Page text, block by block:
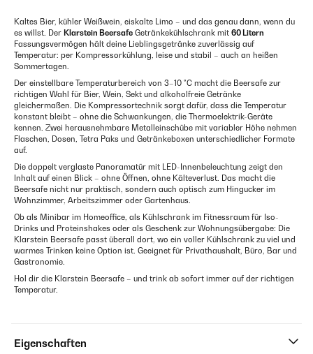
Kaltes Bier, kühler Weißwein, eiskalte Limo – und das genau dann, wenn du
es willst. Der Klarstein Beersafe Getränkekühlschrank mit 60 Litern
Fassungsvermögen hält deine Lieblingsgetränke zuverlässig auf
Temperatur: per Kompressorkühlung, leise und stabil – auch an heißen
Sommertagen.
Der einstellbare Temperaturbereich von 3–10 °C macht die Beersafe zur
richtigen Wahl für Bier, Wein, Sekt und alkoholfreie Getränke
gleichermaßen. Die Kompressortechnik sorgt dafür, dass die Temperatur
konstant bleibt – ohne die Schwankungen, die Thermoelektrik-Geräte
kennen. Zwei herausnehmbare Metalleinschübe mit variabler Höhe nehmen
Flaschen, Dosen, Tetra Paks und Getränkeboxen unterschiedlicher Formate
auf.
Die doppelt verglaste Panoramatür mit LED-Innenbeleuchtung zeigt den
Inhalt auf einen Blick – ohne Öffnen, ohne Kälteverlust. Das macht die
Beersafe nicht nur praktisch, sondern auch optisch zum Hingucker im
Wohnzimmer, Arbeitszimmer oder Gartenhaus.
Ob als Minibar im Homeoffice, als Kühlschrank im Fitnessraum für Iso-
Drinks und Proteinshakes oder als Geschenk zur Wohnungsübergabe: Die
Klarstein Beersafe passt überall dort, wo ein voller Kühlschrank zu viel und
warmes Trinken keine Option ist. Geeignet für Privathaushalt, Büro, Bar und
Gastronomie.
Hol dir die Klarstein Beersafe – und trink ab sofort immer auf der richtigen
Temperatur.
Eigenschaften